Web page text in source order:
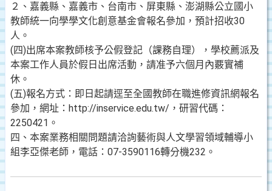
２、嘉義縣、嘉義市、台南市、屏東縣、澎湖縣公立國小
教師統一向學學文化創意基金會報名參加，預計招收30
人。
(四)出席本案教師核予公假登記（課務自理），學校薦派及
本案工作人員於假日出席活動，請准予六個月內覈實補
休。
(五)報名方式：即日起請逕至全國教師在職進修資訊網報名
參加，網址：http://inservice.edu.tw/，研習代碼：
2250421。
四、本案業務相關問題請洽詢藝術與人文學習領域輔導小
組李亞傑老師，電話：07-3590116轉分機232。